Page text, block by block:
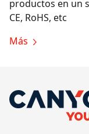
productos en un
CE, RoHS, etc
Más